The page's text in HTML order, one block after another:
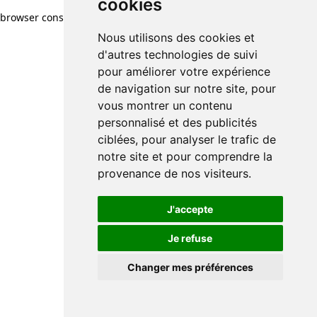
cookies
Nous utilisons des cookies et
d'autres technologies de suivi
pour améliorer votre expérience
de navigation sur notre site, pour
vous montrer un contenu
personnalisé et des publicités
ciblées, pour analyser le trafic de
notre site et pour comprendre la
provenance de nos visiteurs.
J'accepte
Je refuse
Changer mes préférences
browser console for more information)